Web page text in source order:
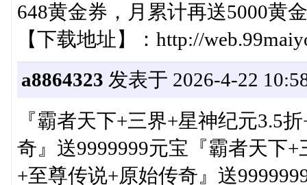
648黄金券，月累计再送5000黄
【下载地址】：http://
a8864323 发表于 2026-4-22
『霸者天下+三界+星神纪元3.5
奇』送9999999元宝『霸者天下
+至尊传说+原始传奇』送